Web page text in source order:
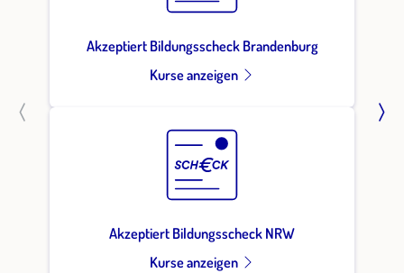
Akzeptiert Bildungsscheck Brandenburg
Kurse anzeigen
Akzeptiert Bildungsscheck NRW
Kurse anzeigen